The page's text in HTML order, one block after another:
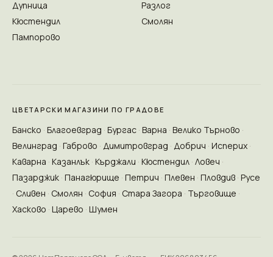
Дупница
Кюстендил
Пампорово
Разлог
Смолян
ЦВЕТАРСКИ МАГАЗИНИ ПО ГРАДОВЕ
Банско Благоевград Бургас Варна Велико Търново
Велинград Габрово Димитровград Добрич Исперих
Каварна Казанлък Кърджали Кюстендил Ловеч
Пазарджик Панагюрище Петрич Плевен Пловдив Русе
Сливен Смолян София Стара Загора Търговище
Хасково Царево Шумен